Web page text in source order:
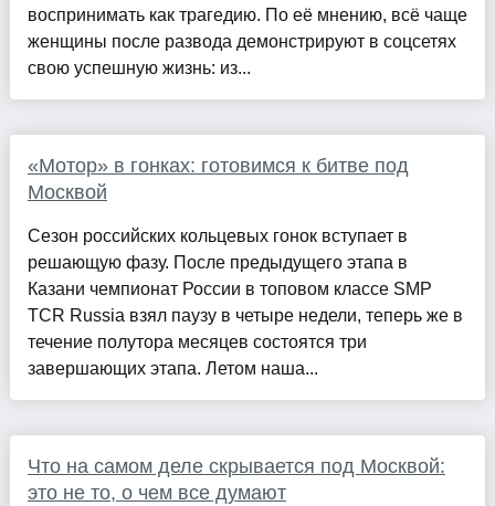
воспринимать как трагедию. По её мнению, всё чаще
женщины после развода демонстрируют в соцсетях
свою успешную жизнь: из...
«Мотор» в гонках: готовимся к битве под
Москвой
Сезон российских кольцевых гонок вступает в
решающую фазу. После предыдущего этапа в
Казани чемпионат России в топовом классе SMP
TCR Russia взял паузу в четыре недели, теперь же в
течение полутора месяцев состоятся три
завершающих этапа. Летом наша...
Что на самом деле скрывается под Москвой:
это не то, о чем все думают